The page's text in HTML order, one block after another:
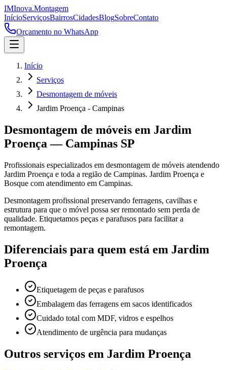
IMInova.Montagem
InícioServiçosBairrosCidadesBlogSobreContato
Orçamento no WhatsApp
Início
Serviços
Desmontagem de móveis
Jardim Proença - Campinas
Desmontagem de móveis em Jardim
Proença — Campinas SP
Profissionais especializados em desmontagem de móveis atendendo
Jardim Proença e toda a região de Campinas. Jardim Proença e
Bosque com atendimento em Campinas.
Desmontagem profissional preservando ferragens, cavilhas e
estrutura para que o móvel possa ser remontado sem perda de
qualidade. Etiquetamos peças e parafusos para facilitar a
remontagem.
Diferenciais para quem está em Jardim
Proença
Etiquetagem de peças e parafusos
Embalagem das ferragens em sacos identificados
Cuidado total com MDF, vidros e espelhos
Atendimento de urgência para mudanças
Outros serviços em Jardim Proença